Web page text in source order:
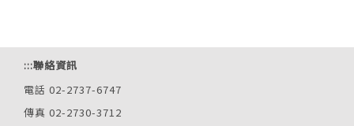
:::聯絡資訊
電話 02-2737-6747
傳真 02-2730-3712